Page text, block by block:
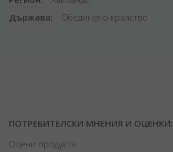
Държава
Обединено кралство
ПОТРЕБИТЕЛСКИ МНЕНИЯ И ОЦЕНКИ:
Оцени продукта: